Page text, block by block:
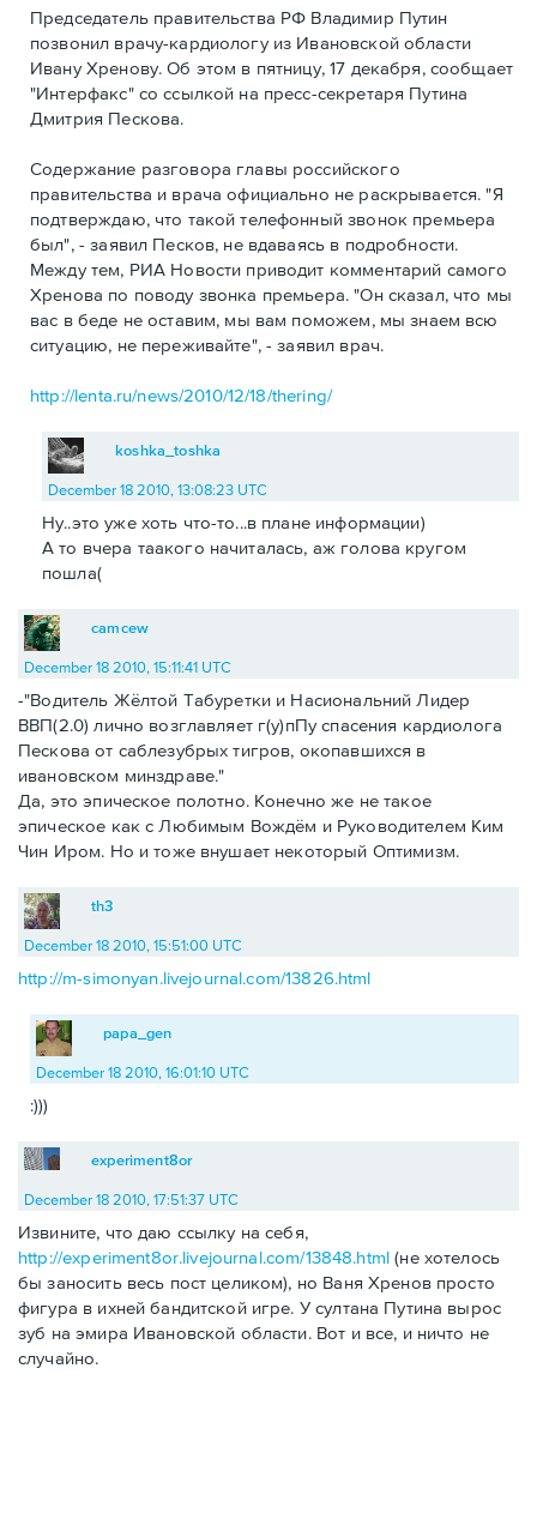
Председатель правительства РФ Владимир Путин
позвонил врачу-кардиологу из Ивановской области
Ивану Хренову. Об этом в пятницу, 17 декабря, сообщает
"Интерфакс" со ссылкой на пресс-секретаря Путина
Дмитрия Пескова.
Содержание разговора главы российского
правительства и врача официально не раскрывается. "Я
подтверждаю, что такой телефонный звонок премьера
был", - заявил Песков, не вдаваясь в подробности.
Между тем, РИА Новости приводит комментарий самого
Хренова по поводу звонка премьера. "Он сказал, что мы
вас в беде не оставим, мы вам поможем, мы знаем всю
ситуацию, не переживайте", - заявил врач.
http://lenta.ru/news/2010/12/18/thering/
koshka_toshka
December 18 2010, 13:08:23 UTC
Ну..это уже хоть что-то...в плане информации)
А то вчера таакого начиталась, аж голова кругом
пошла(
camcew
December 18 2010, 15:11:41 UTC
-"Водитель Жёлтой Табуретки и Насиональний Лидер
ВВП(2.0) лично возглавляет г(у)пПу спасения кардиолога
Пескова от саблезубрых тигров, окопавшихся в
ивановском минздраве."
Да, это эпическое полотно. Конечно же не такое
эпическое как с Любимым Вождём и Руководителем Ким
Чин Иром. Но и тоже внушает некоторый Оптимизм.
th3
December 18 2010, 15:51:00 UTC
http://m-simonyan.livejournal.com/13826.html
papa_gen
December 18 2010, 16:01:10 UTC
:)))
experiment8or
December 18 2010, 17:51:37 UTC
Извините, что даю ссылку на себя,
http://experiment8or.livejournal.com/13848.html (не хотелось
бы заносить весь пост целиком), но Ваня Хренов просто
фигура в ихней бандитской игре. У султана Путина вырос
зуб на эмира Ивановской области. Вот и все, и ничто не
случайно.